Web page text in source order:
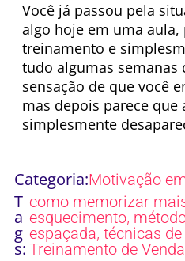
Você já passou pela
algo hoje em uma aula,
treinamento e
tudo algumas semanas
sensação de que você
mas depois parece que
simplesmente
Categoria:Motivação
T
a
g
s:
como memorizar
esquecimento,
espaçada,técnicas
Treinamento de